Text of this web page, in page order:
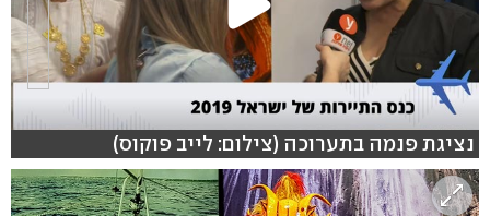
נציגת פנמה בתערוכה (צילום: לייב פוקוס)